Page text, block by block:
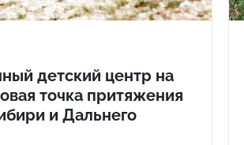
детский центр на
точка притяжения
и Дальнего